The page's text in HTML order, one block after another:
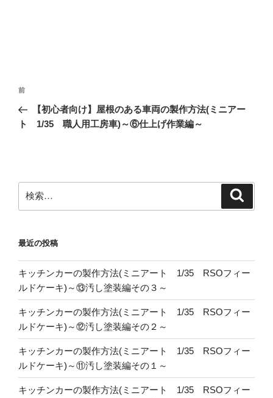
投
ナ
シ
ョ
前
の
投
前
【初心者向け】屋根のある車両の製作方法(ミニアー
ト 1/35 職人用工房車)～⑥仕上げ作業編～
索:
最近の投稿
キッチンカーの製作方法(ミニアート 1/35 RSOフィー
ルドケーキ)～⑬汚し塗装編その３～
キッチンカーの製作方法(ミニアート 1/35 RSOフィー
ルドケーキ)～⑫汚し塗装編その２～
キッチンカーの製作方法(ミニアート 1/35 RSOフィー
ルドケーキ)～⑪汚し塗装編その１～
キッチンカーの製作方法(ミニアート 1/35 RSOフィー